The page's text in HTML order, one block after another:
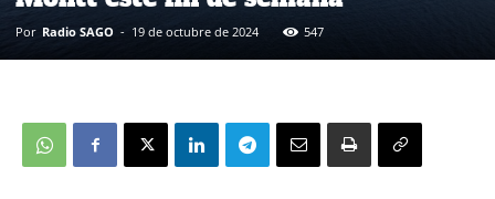
Por Radio SAGO - 19 de octubre de 2024 547